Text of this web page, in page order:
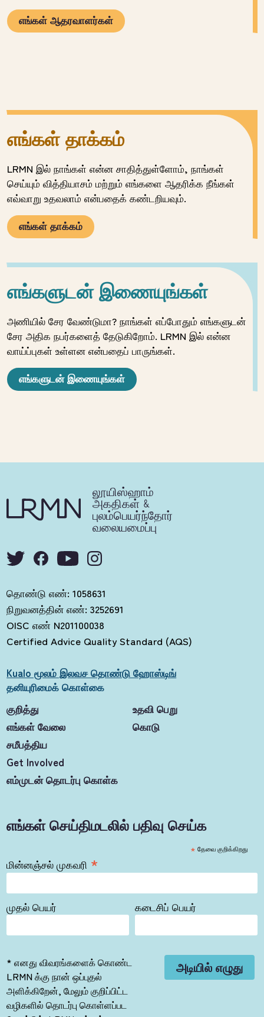
எங்கள் ஆதரவாளர்கள்
எங்கள் தாக்கம்
LRMN இல் நாங்கள் என்ன சாதித்துள்ளோம், நாங்கள்
செய்யும் வித்தியாசம் மற்றும் எங்களை ஆதரிக்க நீங்கள்
எவ்வாறு உதவலாம் என்பதைக் கண்டறியவும்.
எங்கள் தாக்கம்
எங்களுடன் இணையுங்கள்
அணியில் சேர வேண்டுமா? நாங்கள் எப்போதும் எங்களுடன்
சேர அதிக நபர்களைத் தேடுகிறோம். LRMN இல் என்ன
வாய்ப்புகள் உள்ளன என்பதைப் பாருங்கள்.
எங்களுடன் இணையுங்கள்
லூயிஸ்ஹாம்
அகதிகள் &
புலம்பெயர்ந்தோர்
வலையமைப்பு
தொண்டு எண்: 1058631
நிறுவனத்தின் எண்: 3252691
OISC எண் N201100038
Certified Advice Quality Standard (AQS)
Kualo மூலம் இலவச தொண்டு ஹோஸ்டிங்
தனியுரிமைக் கொள்கை
குறித்து
எங்கள் வேலை
சமீபத்திய
Get Involved
எம்முடன் தொடர்பு கொள்க
உதவி பெறு
கொடு
எங்கள் செய்திமடலில் பதிவு செய்க
* தேவை குறிக்கிறது
மின்னஞ்சல் முகவரி *
முதல் பெயர் கடைசிப் பெயர்
* எனது விவரங்களைக் கொண்ட
LRMN க்கு நான் ஒப்புதல்
அளிக்கிறேன், மேலும் குறிப்பிட்ட
வழிகளில் தொடர்பு கொள்ளப்பட